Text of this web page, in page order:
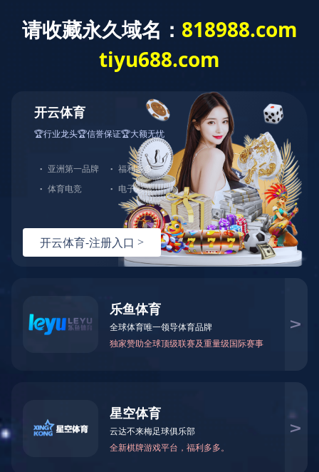
“降妖除魔”的防疫隔离智能小门磁上台了，助力疫情防控！
时间：2022-05-09 13:51:55 点击： 1014 次